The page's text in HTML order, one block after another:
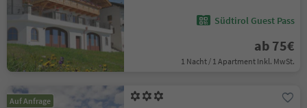
Südtirol Guest Pass
ab 75€
1 Nacht / 1 Apartment Inkl. MwSt.
Auf Anfrage